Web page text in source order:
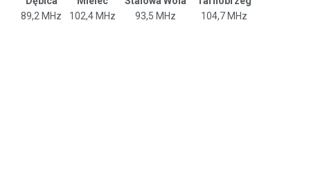
89,2 MHz
102,4 MHz 93,5 MHz 104,7 MHz